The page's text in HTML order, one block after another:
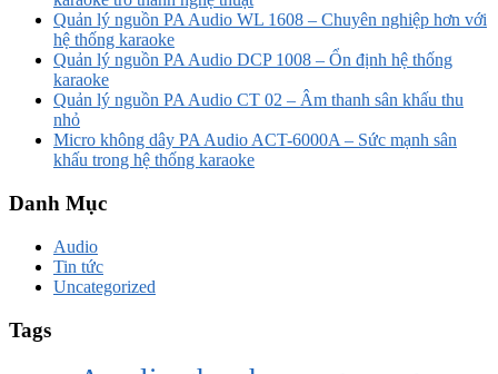
Quản lý nguồn PA Audio WL 1608 – Chuyên nghiệp hơn với
hệ thống karaoke
Quản lý nguồn PA Audio DCP 1008 – Ổn định hệ thống
karaoke
Quản lý nguồn PA Audio CT 02 – Âm thanh sân khấu thu
nhỏ
Micro không dây PA Audio ACT-6000A – Sức mạnh sân
khấu trong hệ thống karaoke
Danh Mục
Audio
Tin tức
Uncategorized
Tags